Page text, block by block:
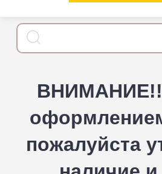
пожалуйста